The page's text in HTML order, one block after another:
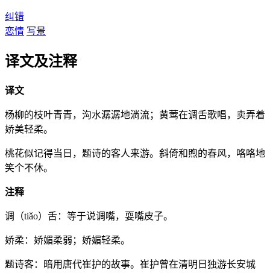
纠错
恋情 写景
译文及注释
译文
杨柳的枝叶青青，沟水潺潺地淌流；黄莺在调舌歌唱，卖弄着
娇美轻柔。
桃花似记得当日，题诗的客人来游。斜倚和煦的春风，咯咯地
笑个不休。
注释
调（tiǎo）舌：等于说调嘴，耍嘴皮子。
娇柔：娇媚柔弱；娇媚轻柔。
题诗客：暗用唐代崔护的故事。崔护曾在清明日独游长安城